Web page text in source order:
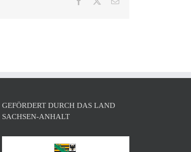
GEFÖRDERT DURCH DAS LAND
SACHSEN-ANHALT